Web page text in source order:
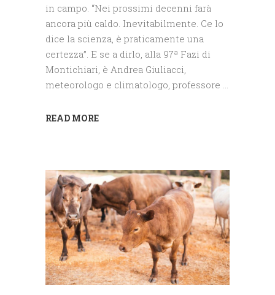
in campo. “Nei prossimi decenni farà
ancora più caldo. Inevitabilmente. Ce lo
dice la scienza, è praticamente una
certezza”. E se a dirlo, alla 97ª Fazi di
Montichiari, è Andrea Giuliacci,
meteorologo e climatologo, professore
READ MORE